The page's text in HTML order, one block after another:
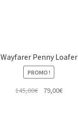
Wayfarer Penny Loafer
PROMO !
145,00€
Le79,00€Le